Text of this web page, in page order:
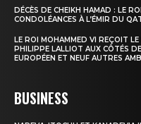
DÉCÈS DE CHEIKH HAMAD : LE
CONDOLÉANCES À L’ÉMIR DU
LE ROI MOHAMMED VI REÇOIT
PHILIPPE LALLIOT AUX CÔTÉS
EUROPÉEN ET NEUF AUTRES
BUSINESS